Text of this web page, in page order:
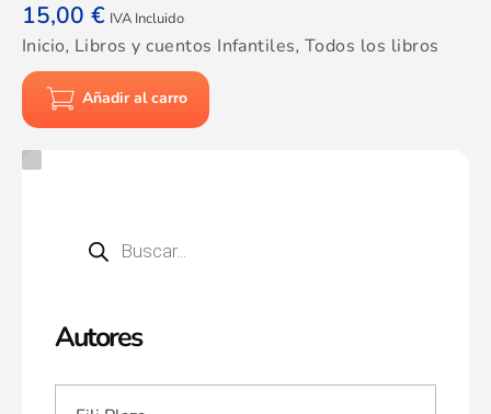
Autores
15,00 € IVA Incluido
Inicio, Libros y cuentos Infantiles, Todos los libros
Añadir al carro